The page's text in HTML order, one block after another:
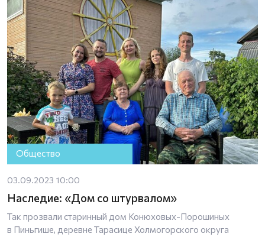
Общество
03.09.2023 10:00
Наследие: «Дом со штурвалом»
Так прозвали старинный дом Конюховых-Порошиных
в Пиньгише, деревне Тарасице Холмогорского округа